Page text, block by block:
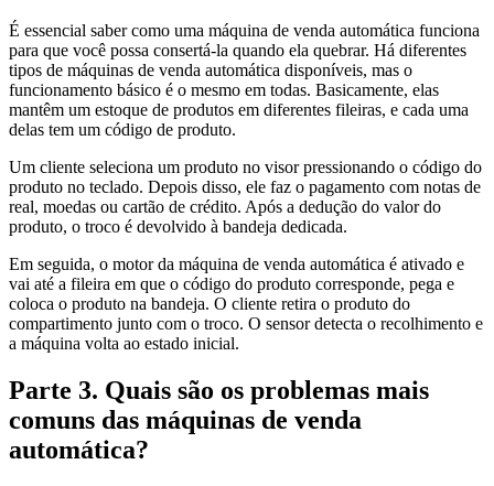
É essencial saber como uma máquina de venda automática funciona
para que você possa consertá-la quando ela quebrar. Há diferentes
tipos de máquinas de venda automática disponíveis, mas o
funcionamento básico é o mesmo em todas. Basicamente, elas
mantêm um estoque de produtos em diferentes fileiras, e cada uma
delas tem um código de produto.
Um cliente seleciona um produto no visor pressionando o código do
produto no teclado. Depois disso, ele faz o pagamento com notas de
real, moedas ou cartão de crédito. Após a dedução do valor do
produto, o troco é devolvido à bandeja dedicada.
Em seguida, o motor da máquina de venda automática é ativado e
vai até a fileira em que o código do produto corresponde, pega e
coloca o produto na bandeja. O cliente retira o produto do
compartimento junto com o troco. O sensor detecta o recolhimento e
a máquina volta ao estado inicial.
Parte 3. Quais são os problemas mais
comuns das máquinas de venda
automática?